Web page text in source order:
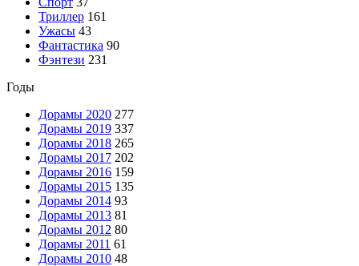
Триллер 161
Ужасы 43
Фантастика 90
Фэнтези 231
Годы
Дорамы 2020 277
Дорамы 2019 337
Дорамы 2018 265
Дорамы 2017 202
Дорамы 2016 159
Дорамы 2015 135
Дорамы 2014 93
Дорамы 2013 81
Дорамы 2012 80
Дорамы 2011 61
Дорамы 2010 48